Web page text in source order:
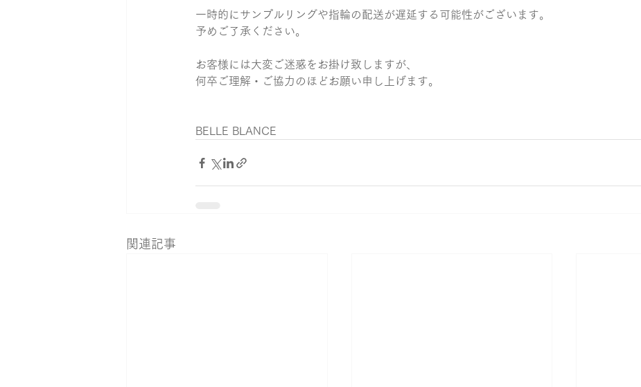
おそろいリング カブト
一時的にサンプルリングや指輪の配送が遅延する可能性がございます。
予めご了承ください。
お客様には大変ご迷惑をお掛け致しますが、
何卒ご理解・ご協力のほどお願い申し上げます。
BELLE BLANCE
関連記事